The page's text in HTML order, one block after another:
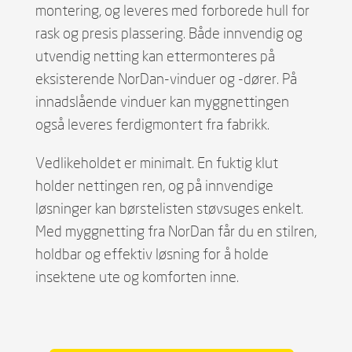
montering, og leveres med forborede hull for
rask og presis plassering. Både innvendig og
utvendig netting kan ettermonteres på
eksisterende NorDan-vinduer og -dører. På
innadslående vinduer kan myggnettingen
også leveres ferdigmontert fra fabrikk.
Vedlikeholdet er minimalt. En fuktig klut
holder nettingen ren, og på innvendige
løsninger kan børstelisten støvsuges enkelt.
Med myggnetting fra NorDan får du en stilren,
holdbar og effektiv løsning for å holde
insektene ute og komforten inne.